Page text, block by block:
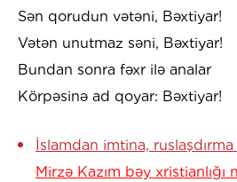
Sən qorudun vətəni, Bəxtiyar!
Vətən unutmaz səni, Bəxtiyar!
Bundan sonra fəxr ilə analar
Körpəsinə ad qoyar: Bəxtiyar!
İslamdan imtina,
Mirzə Kazım bəy